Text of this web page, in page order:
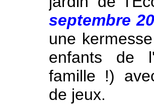
septembre
une
enfants de
famille !)
de jeux.